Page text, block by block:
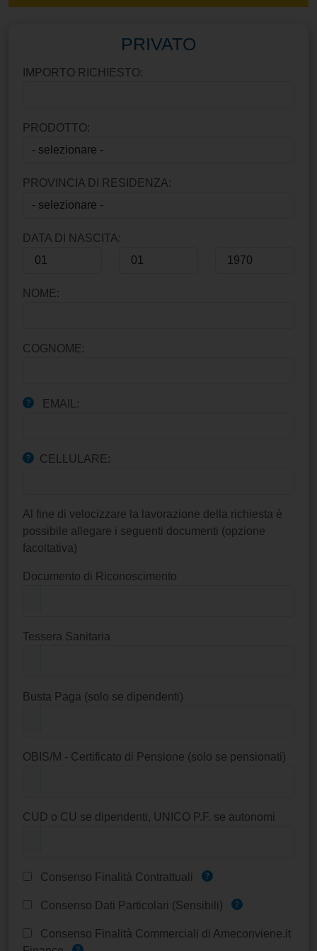
PRIVATO
IMPORTO RICHIESTO:
PRODOTTO:
PROVINCIA DI RESIDENZA:
DATA DI NASCITA:
NOME:
COGNOME:
EMAIL:
CELLULARE:
Al fine di velocizzare la lavorazione della richiesta è
possibile allegare i seguenti documenti (opzione
facoltativa)
Documento di Riconoscimento
Tessera Sanitaria
Busta Paga (solo se dipendenti)
OBIS/M - Certificato di Pensione (solo se pensionati)
CUD o CU se dipendenti, UNICO P.F. se autonomi
Consenso Finalità Contrattuali
Consenso Dati Particolari (Sensibili)
Consenso Finalità Commerciali di Ameconviene.it